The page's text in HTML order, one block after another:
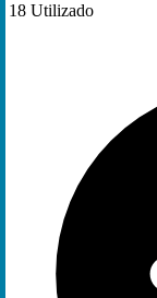
18 Utilizado